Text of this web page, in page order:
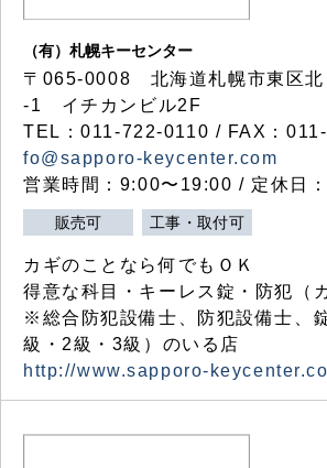
（有）札幌キーセンター
〒065-0008 北海道札幌市東区北
-1 イチカンビル2F
TEL：011-722-0110 / FAX：
fo@sapporo-keycenter.com
営業時間：9:00〜19:00 / 定休日：
販売可 工事・取付可
カギのことなら何でもＯＫ
得意な科目・キーレス錠・防犯（
※総合防犯設備士、防犯設備士、
級・2級・3級）のいる店
http://www.sapporo-